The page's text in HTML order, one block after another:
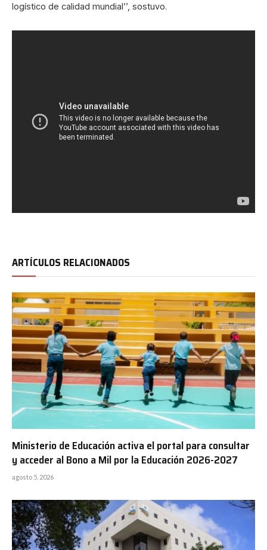
logístico de calidad mundial’’, sostuvo.
ARTÍCULOS RELACIONADOS
Ministerio de Educación activa el portal para consultar
y acceder al Bono a Mil por la Educación 2026-2027
agosto 5, 2026